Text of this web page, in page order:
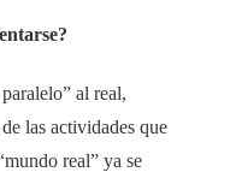
al real,
las actividades que
real” ya se